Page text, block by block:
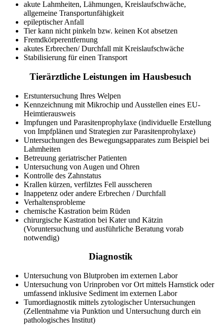
akute Lahmheiten, Lähmungen, Kreislaufschwäche,
allgemeine Transportunfähigkeit
epileptischer Anfall
Tier kann nicht pinkeln bzw. keinen Kot absetzen
Fremdkörperentfernung
akutes Erbrechen/ Durchfall mit Kreislaufschwäche
Stabilisierung für einen Transport
Tierärztliche Leistungen im Hausbesuch
Erstuntersuchung Ihres Welpen
Kennzeichnung mit Mikrochip und Ausstellen eines EU-
Heimtierausweis
Impfungen und Parasitenprophylaxe (individuelle Erstellung
von Impfplänen und Strategien zur Parasitenprohylaxe)
Untersuchungen des Bewegungsapparates zum Beispiel bei
Lahmheiten
Betreuung geriatrischer Patienten
Untersuchung von Augen und Ohren
Kontrolle des Zahnstatus
Krallen kürzen, verfilztes Fell ausscheren
Inappetenz oder andere Erbrechen / Durchfall
Verhaltensprobleme
chemische Kastration beim Rüden
chirurgische Kastration bei Kater und Kätzin
(Voruntersuchung und ausführliche Beratung vorab
notwendig)
Diagnostik
Untersuchung von Blutproben im externen Labor
Untersuchung von Urinproben vor Ort mittels Harnstick oder
umfassend inklusive Sediment im externen Labor
Tumordiagnostik mittels zytologischer Untersuchungen
(Zellentnahme via Punktion und Untersuchung durch ein
pathologisches Institut)